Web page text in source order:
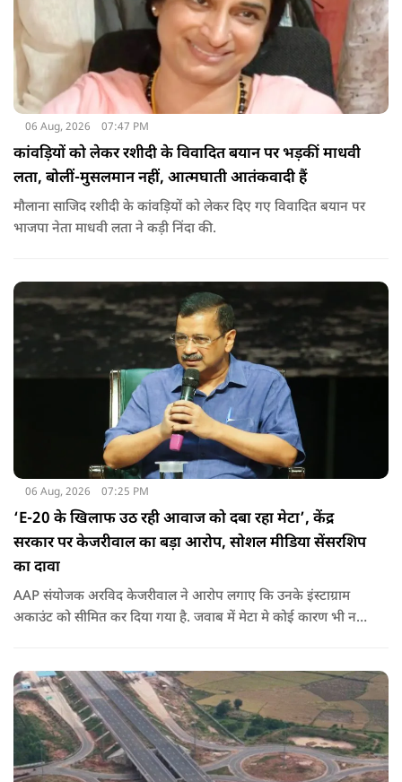
06 Aug, 2026 07:47 PM
कांवड़ियों को लेकर रशीदी के विवादित बयान पर भड़कीं माधवी
लता, बोलीं-मुसलमान नहीं, आत्मघाती आतंकवादी हैं
मौलाना साजिद रशीदी के कांवड़ियों को लेकर दिए गए विवादित बयान पर
भाजपा नेता माधवी लता ने कड़ी निंदा की.
06 Aug, 2026 07:25 PM
‘E-20 के खिलाफ उठ रही आवाज को दबा रहा मेटा’, केंद्र
सरकार पर केजरीवाल का बड़ा आरोप, सोशल मीडिया सेंसरशिप
का दावा
AAP संयोजक अरविद केजरीवाल ने आरोप लगाए कि उनके इंस्टाग्राम
अकाउंट को सीमित कर दिया गया है. जवाब में मेटा मे कोई कारण भी नहीं